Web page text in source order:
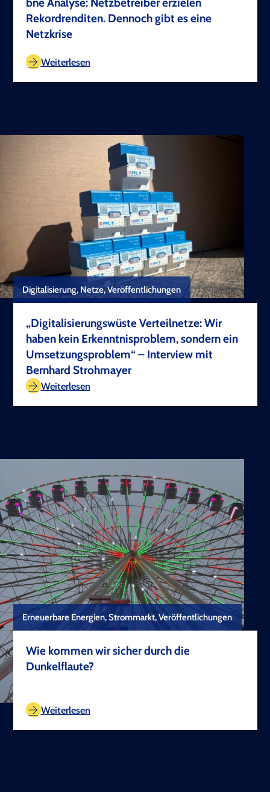
bne Analyse: Netzbetreiber erzielen
Rekordrenditen. Dennoch gibt es eine
Netzkrise
Weiterlesen
Digitalisierung, Netze, Veröffentlichungen
„Digitalisierungswüste Verteilnetze: Wir
haben kein Erkenntnisproblem, sondern ein
Umsetzungsproblem“ – Interview mit
Bernhard Strohmayer
Weiterlesen
Erneuerbare Energien, Strommarkt, Veröffentlichungen
Wie kommen wir sicher durch die
Dunkelflaute?
Weiterlesen